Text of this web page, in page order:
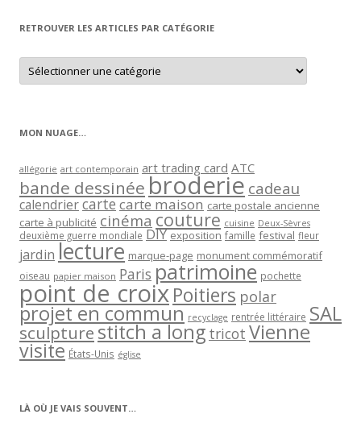
RETROUVER LES ARTICLES PAR CATÉGORIE
Retrouver
les
articles
MON NUAGE…
allégorie art contemporain art trading card ATC
bande dessinée broderie cadeau
calendriercartecarte maison carte postale ancienne
carte à publicité cinéma couture cuisine Deux-Sèvres
deuxième guerre mondiale DIY exposition famille festival fleur
jardin lecture marque-page monument commémoratif
oiseau papier maison Paris patrimoine pochette
point de croixPoitiers polar
projet en commun recyclage rentrée littéraire SAL
sculpturestitch a long tricot Vienne
visite États-Unis église
LÀ OÙ JE VAIS SOUVENT…